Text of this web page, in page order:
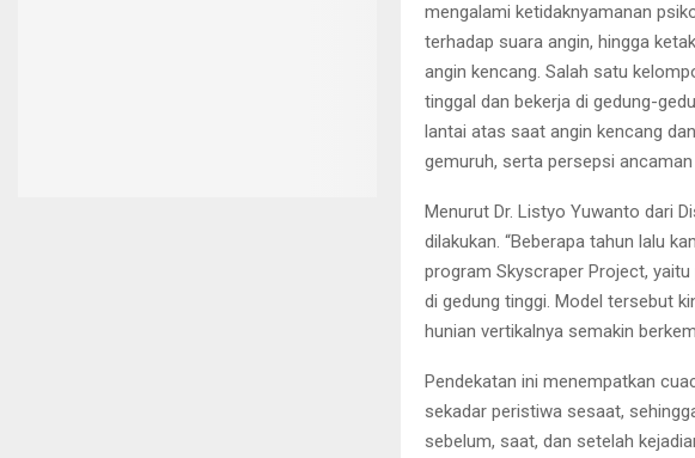
mengalami ketidaknyamanan
terhadap suara angin, hingga
angin kencang. Salah satu
tinggal dan bekerja di gedung-
lantai atas saat angin kencang
gemuruh, serta persepsi
Menurut Dr. Listyo Yuwanto dari
dilakukan. “Beberapa tahun lalu
program Skyscraper Project,
di gedung tinggi. Model tersebut
hunian vertikalnya semakin
Pendekatan ini menempatkan
sekadar peristiwa sesaat,
sebelum, saat, dan setelah